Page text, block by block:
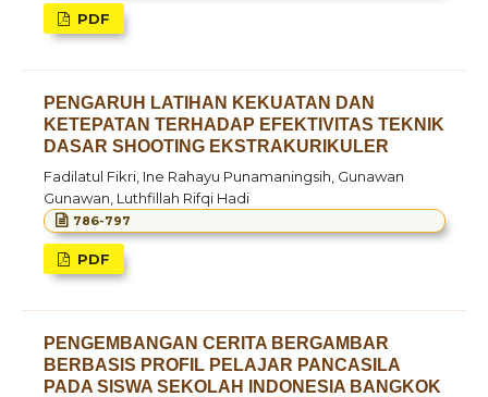
PDF
PENGARUH LATIHAN KEKUATAN DAN
KETEPATAN TERHADAP EFEKTIVITAS TEKNIK
DASAR SHOOTING EKSTRAKURIKULER
Fadilatul Fikri, Ine Rahayu Punamaningsih, Gunawan
Gunawan, Luthfillah Rifqi Hadi
786-797
PDF
PENGEMBANGAN CERITA BERGAMBAR
BERBASIS PROFIL PELAJAR PANCASILA
PADA SISWA SEKOLAH INDONESIA BANGKOK